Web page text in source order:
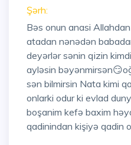
Şərh:
Bəs onun anasi
atadan nənədən
deyərlər sənin qizin
ayləsin
sən bilmirsin Nata kimi
onlarki odur ki evlad
boşanim kefə baxim
qadinindan kişiyə qadin